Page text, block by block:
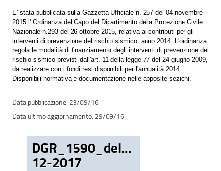
E' stata pubblicata sulla Gazzetta Ufficiale n. 257 del 04 novembre
2015 l' Ordinanza del Capo del Dipartimento della Protezione Civile
Nazionale n.293 del 26 ottobre 2015, relativa ai contributi per gli
interventi di prevenzione del rischio sismico, anno 2014. L'ordinanza
regola le modalità di finanziamento degli interventi di prevenzione del
rischio sismico previsti dall'art. 11 della legge 77 del 24 giugno 2009,
da realizzare con i fondi resi disponibili per l'annualità 2014.
Disponibili normativa e documentazione nelle apposite sezioni.
23/09/16
29/09/16
DGR_1590_del_28-
12-2017